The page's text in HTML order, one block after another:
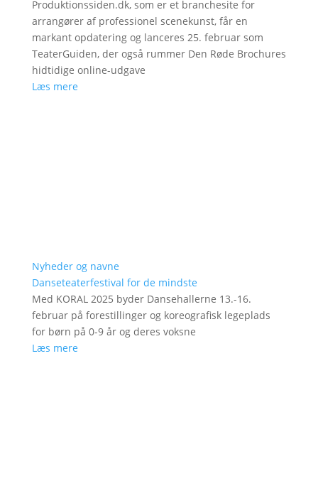
Produktionssiden.dk, som er et branchesite for
arrangører af professionel scenekunst, får en
markant opdatering og lanceres 25. februar som
TeaterGuiden, der også rummer Den Røde Brochures
hidtidige online-udgave
Læs mere
Nyheder og navne
Danseteaterfestival for de mindste
Med KORAL 2025 byder Dansehallerne 13.-16.
februar på forestillinger og koreografisk legeplads
for børn på 0-9 år og deres voksne
Læs mere